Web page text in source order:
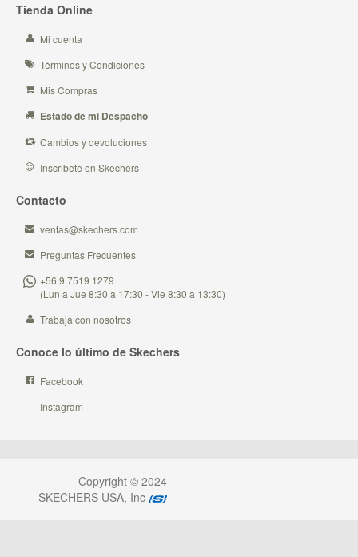
Tienda Online
Mi cuenta
Términos y Condiciones
Mis Compras
Estado de mi Despacho
Cambios y devoluciones
Inscribete en Skechers
Contacto
ventas@skechers.com
Preguntas Frecuentes
+56 9 7519 1279
(Lun a Jue 8:30 a 17:30 - Vie 8:30 a 13:30)
Trabaja con nosotros
Conoce lo último de Skechers
Facebook
Instagram
Copyright © 2024
SKECHERS USA, Inc